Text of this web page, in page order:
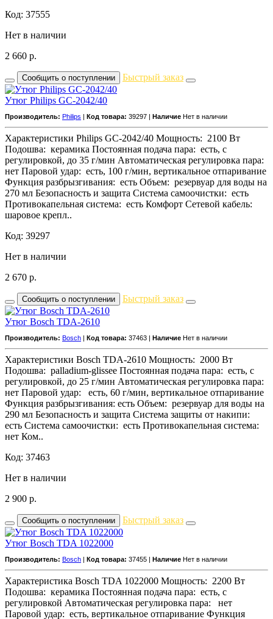
Код: 37555
Нет в наличии
2 660 р.
Сообщить о поступлении Быстрый заказ
Утюг Philips GC-2042/40
Производитель: Philips | Код товара: 39297 | Наличие Нет в наличии
Характеристики Philips GC-2042/40 Мощность: 2100 Вт
Подошва: керамика Постоянная подача пара: есть, с
регулировкой, до 35 г/мин Автоматическая регулировка пара:
нет Паровой удар: есть, 100 г/мин, вертикальное отпаривание
Функция разбрызгивания: есть Объем: резервуар для воды на
270 мл Безопасность и защита Система самоочистки: есть
Противокапельная система: есть Комфорт Сетевой кабель:
шаровое крепл..
Код: 39297
Нет в наличии
2 670 р.
Сообщить о поступлении Быстрый заказ
Утюг Bosch TDA-2610
Производитель: Bosch | Код товара: 37463 | Наличие Нет в наличии
Характеристики Bosch TDA-2610 Мощность: 2000 Вт
Подошва: palladium-glissеe Постоянная подача пара: есть, с
регулировкой, до 25 г/мин Автоматическая регулировка пара:
нет Паровой удар: есть, 60 г/мин, вертикальное отпаривание
Функция разбрызгивания: есть Объем: резервуар для воды на
290 мл Безопасность и защита Система защиты от накипи:
есть Система самоочистки: есть Противокапельная система:
нет Ком..
Код: 37463
Нет в наличии
2 900 р.
Сообщить о поступлении Быстрый заказ
Утюг Bosch TDA 1022000
Производитель: Bosch | Код товара: 37455 | Наличие Нет в наличии
Характеристика Bosch TDA 1022000 Мощность: 2200 Вт
Подошва: керамика Постоянная подача пара: есть, с
регулировкой Автоматическая регулировка пара: нет
Паровой удар: есть, вертикальное отпаривание Функция